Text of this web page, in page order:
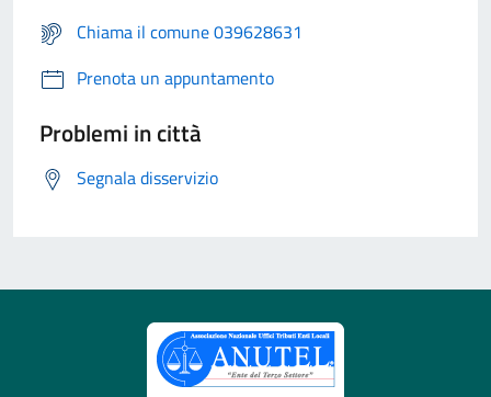
Chiama il comune 039628631
Prenota un appuntamento
Problemi in città
Segnala disservizio